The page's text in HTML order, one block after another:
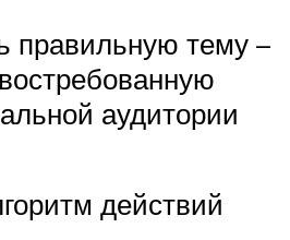
правильную тему –
аудитории
действий